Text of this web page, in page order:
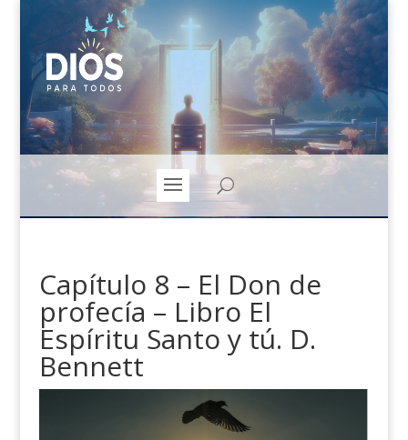
Capítulo 8 – El Don de
profecía – Libro El
Espíritu Santo y tú. D.
Bennett